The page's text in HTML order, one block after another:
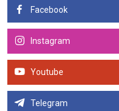
Facebook
Instagram
Youtube
Telegram